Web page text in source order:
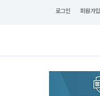
로그인 회원가입